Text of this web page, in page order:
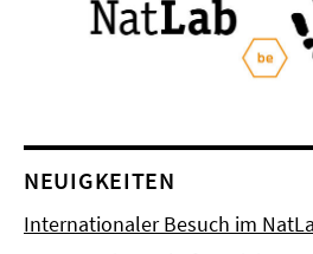
NEUIGKEITEN
Internationaler Besuch im